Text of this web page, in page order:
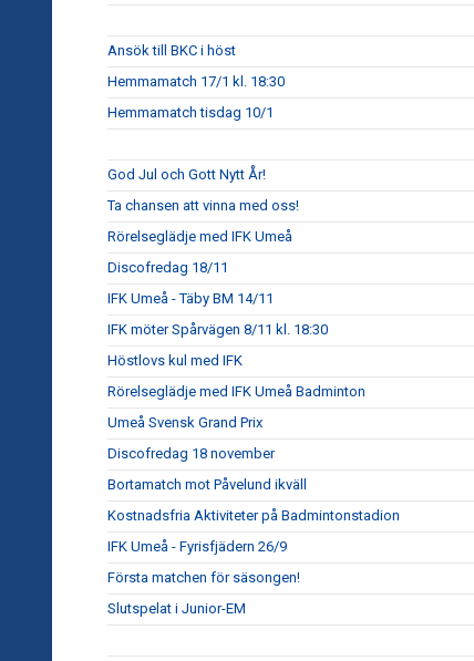
Ansök till BKC i höst
Hemmamatch 17/1 kl. 18:30
Hemmamatch tisdag 10/1
God Jul och Gott Nytt År!
Ta chansen att vinna med oss!
Rörelseglädje med IFK Umeå
Discofredag 18/11
IFK Umeå - Täby BM 14/11
IFK möter Spårvägen 8/11 kl. 18:30
Höstlovs kul med IFK
Rörelseglädje med IFK Umeå Badminton
Umeå Svensk Grand Prix
Discofredag 18 november
Bortamatch mot Påvelund ikväll
Kostnadsfria Aktiviteter på Badmintonstadion
IFK Umeå - Fyrisfjädern 26/9
Första matchen för säsongen!
Slutspelat i Junior-EM